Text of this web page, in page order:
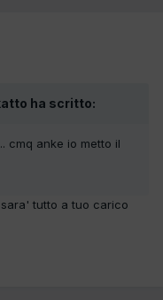
ha scritto:
cmq anke io metto il
tutto a tuo carico